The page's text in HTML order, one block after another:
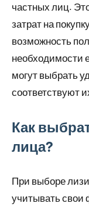
частных лиц.
затрат на
возможность
необходимости
могут выбрать
соответствуют
Как
лица?
При выборе
учитывать свои